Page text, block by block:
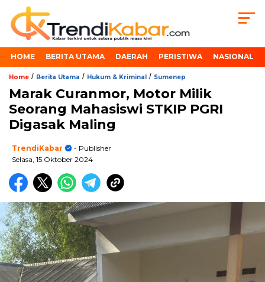
HOME BERITA UTAMA DAERAH PERISTIWA NASIONAL
Home / Berita Utama / Hukum & Kriminal / Sumenep
Marak Curanmor, Motor Milik
Seorang Mahasiswi STKIP PGRI
Digasak Maling
TrendiKabar
- Publisher
Selasa, 15 Oktober 2024